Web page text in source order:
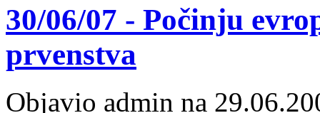
30/06/07 - Počinju
prvenstva
Objavio admin na